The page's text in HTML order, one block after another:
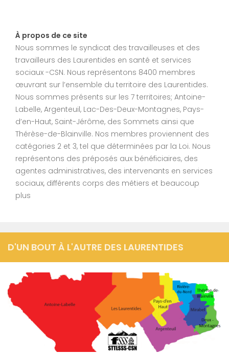
À propos de ce site
Nous sommes le syndicat des travailleuses et des
travailleurs des Laurentides en santé et services
sociaux -CSN. Nous représentons 8400 membres
œuvrant sur l’ensemble du territoire des Laurentides.
Nous sommes présents sur les 7 territoires; Antoine-
Labelle, Argenteuil, Lac-Des-Deux-Montagnes, Pays-
d’en-Haut, Saint-Jérôme, des Sommets ainsi que
Thérèse-de-Blainville. Nos membres proviennent des
catégories 2 et 3, tel que déterminées par la Loi. Nous
représentons des préposés aux bénéficiaires, des
agentes administratives, des intervenants en services
sociaux, différents corps des métiers et beaucoup
plus
D'UN BOUT À L'AUTRE DES LAURENTIDES